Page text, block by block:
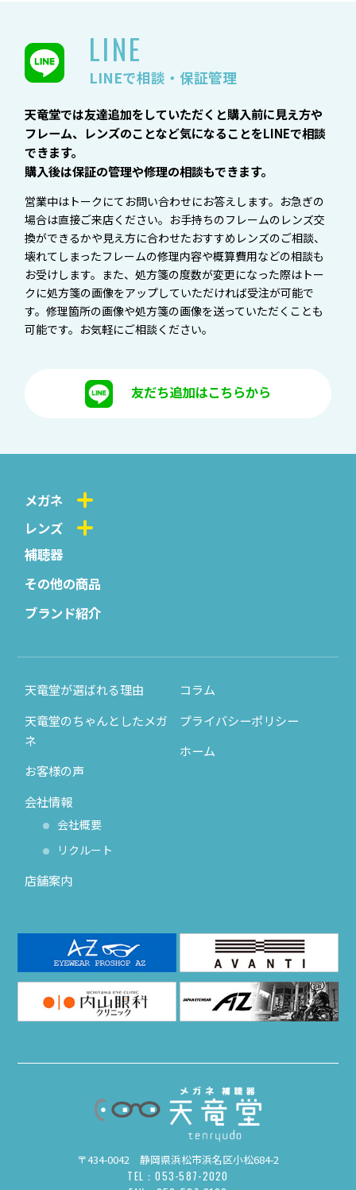
LINE
LINEで相談・保証管理
天竜堂では友達追加をしていただくと購入前に見え方や
フレーム、レンズのことなど気になることをLINEで相談
できます。
購入後は保証の管理や修理の相談もできます。
営業中はトークにてお問い合わせにお答えします。お急ぎの
場合は直接ご来店ください。お手持ちのフレームのレンズ交
換ができるかや見え方に合わせたおすすめレンズのご相談、
壊れてしまったフレームの修理内容や概算費用などの相談も
お受けします。また、処方箋の度数が変更になった際はトー
クに処方箋の画像をアップしていただければ受注が可能で
す。修理箇所の画像や処方箋の画像を送っていただくことも
可能です。お気軽にご相談ください。
友だち追加はこちらから
メガネ
レンズ
補聴器
その他の商品
ブランド紹介
天竜堂が選ばれる理由
天竜堂のちゃんとしたメガ
ネ
お客様の声
会社情報
会社概要
リクルート
店舗案内
コラム
プライバシーポリシー
ホーム
〒434-0042 静岡県浜松市浜名区小松684-2
TEL：053-587-2020